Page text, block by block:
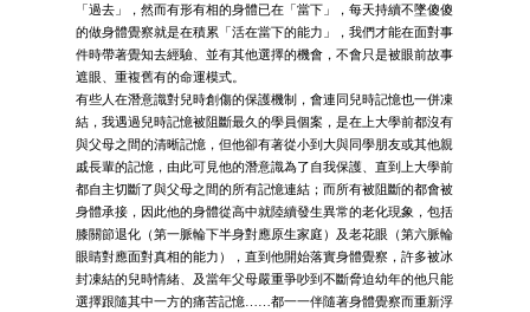
「過去」，然而有形有相的身體已在「當下」，每天持續不墜傻傻
的做身體覺察就是在積累「活在當下的能力」，我們才能在面對事
件時帶著覺知去經驗、並有其他選擇的機會，不會只是被眼前故事
遮眼、重複舊有的命運模式。
有些人在潛意識對兒時創傷的保護機制，會連同兒時記憶也一併凍
結，我遇過兒時記憶被阻斷最久的學員個案，是在上大學前都沒有
與父母之間的清晰記憶，但他卻有著從小到大與同學朋友或其他親
戚長輩的記憶，由此可見他的潛意識為了自我保護、直到上大學前
都自主切斷了與父母之間的所有記憶連結；而所有被阻斷的都會被
身體承接，因此他的身體從高中就陸續發生異常的老化現象，包括
膝關節退化（第一脈輪下半身對應原生家庭）及老花眼（第六脈輪
眼睛對應面對真相的能力），直到他開始落實身體覺察，許多被冰
封凍結的兒時情緒、及當年父母嚴重爭吵到不斷脅迫幼年的他只能
選擇跟隨其中一方的痛苦記憶……都一一伴隨著身體覺察而重新浮